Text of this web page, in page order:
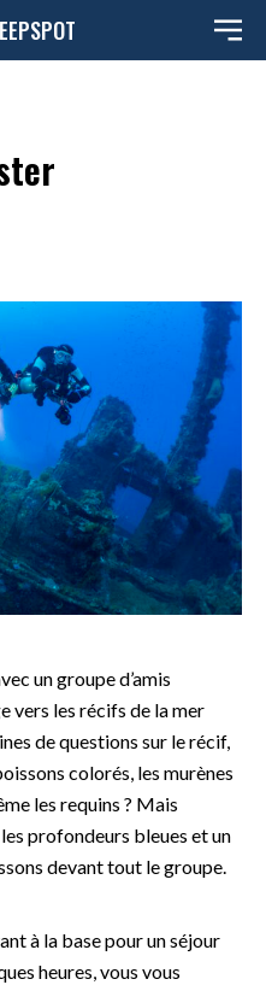
un groupe d’amis
vers les récifs de la mer
de questions sur le récif,
colorés, les murènes
les requins ? Mais
profondeurs bleues et un
devant tout le groupe.
à la base pour un séjour
heures, vous vous